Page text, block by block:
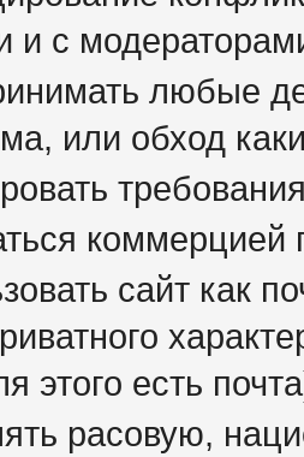
и с
любые
или обход
коммерцией
сайт как
этого есть
расовую,